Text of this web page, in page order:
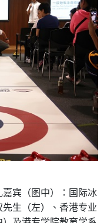
宾（图中）：国际冰
生（左）、香港专业